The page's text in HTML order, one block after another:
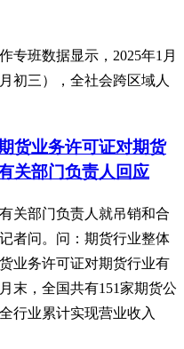
专班数据显示，2025年1月
初三），全社会跨区域人
货业务许可证对期货
关部门负责人回应
关部门负责人就吊销和合
者问。问：期货行业整体
业务许可证对期货行业有
末，全国共有151家期货公
行业累计实现营业收入